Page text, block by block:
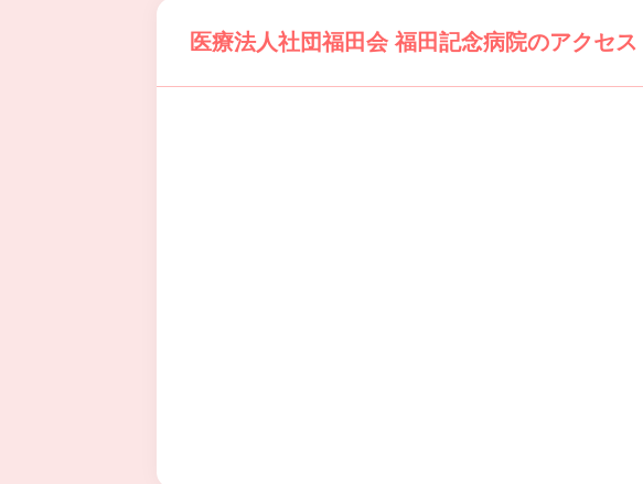
医療法人社団福田会 福田記念病院のアクセス